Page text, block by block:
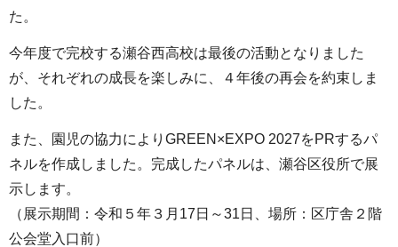
た。
今年度で完校する瀬谷西高校は最後の活動となりました
が、それぞれの成長を楽しみに、４年後の再会を約束しま
した。
また、園児の協力によりGREEN×EXPO 2027をPRするパ
ネルを作成しました。完成したパネルは、瀬谷区役所で展
示します。
（展示期間：令和５年３月17日～31日、場所：区庁舎２階
公会堂入口前）